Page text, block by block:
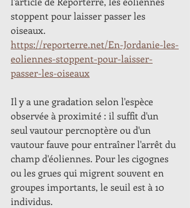
stoppent pour laisser passer les
oiseaux.
https://reporterre.net/En-Jordanie-les-
eoliennes-stoppent-pour-laisser-
passer-les-oiseaux
Il y a une gradation selon l'espèce
observée à proximité : il suffit d'un
seul vautour percnoptère ou d'un
vautour fauve pour entraîner l'arrêt du
champ d'éoliennes. Pour les cigognes
ou les grues qui migrent souvent en
groupes importants, le seuil est à 10
individus.